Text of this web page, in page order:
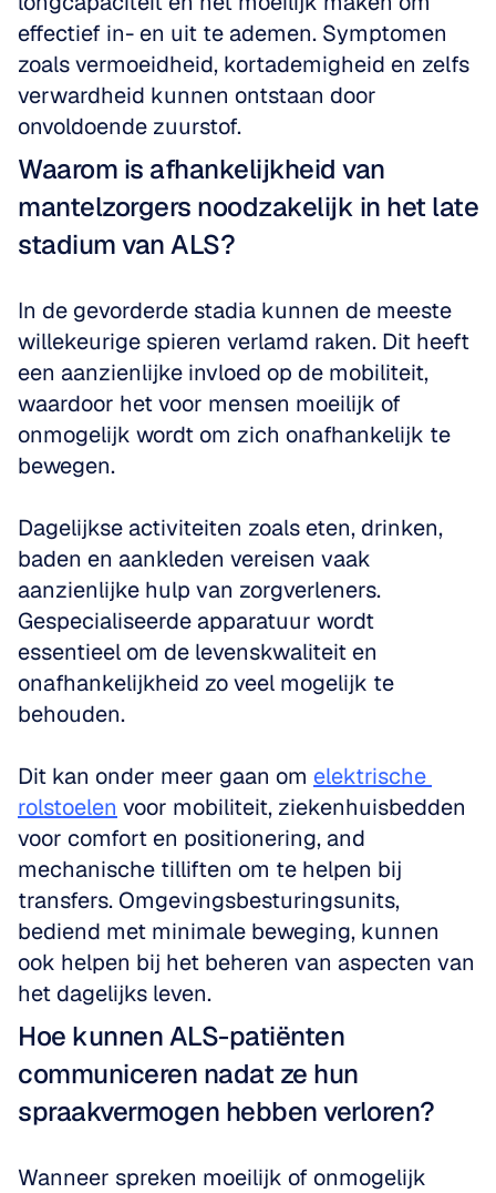
effectief in- en uit te ademen. Symptomen
zoals vermoeidheid, kortademigheid en zelfs
verwardheid kunnen ontstaan door
onvoldoende zuurstof.
Waarom is afhankelijkheid van
mantelzorgers noodzakelijk in het late
stadium van ALS?
In de gevorderde stadia kunnen de meeste
willekeurige spieren verlamd raken. Dit heeft
een aanzienlijke invloed op de mobiliteit,
waardoor het voor mensen moeilijk of
onmogelijk wordt om zich onafhankelijk te
bewegen.
Dagelijkse activiteiten zoals eten, drinken,
baden en aankleden vereisen vaak
aanzienlijke hulp van zorgverleners.
Gespecialiseerde apparatuur wordt
essentieel om de levenskwaliteit en
onafhankelijkheid zo veel mogelijk te
behouden.
Dit kan onder meer gaan om elektrische
rolstoelen voor mobiliteit, ziekenhuisbedden
voor comfort en positionering, and
mechanische tilliften om te helpen bij
transfers. Omgevingsbesturingsunits,
bediend met minimale beweging, kunnen
ook helpen bij het beheren van aspecten van
het dagelijks leven.
Hoe kunnen ALS-patiënten
communiceren nadat ze hun
spraakvermogen hebben verloren?
Wanneer spreken moeilijk of onmogelijk